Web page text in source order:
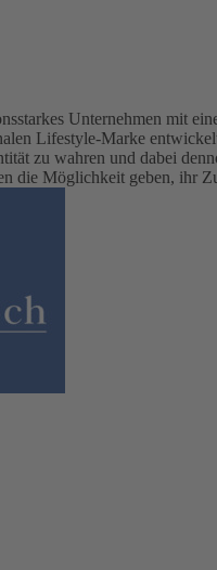
Unternehmen mit
Lifestyle-Marke
zu wahren und dabei
die Möglichkeit geben, ihr